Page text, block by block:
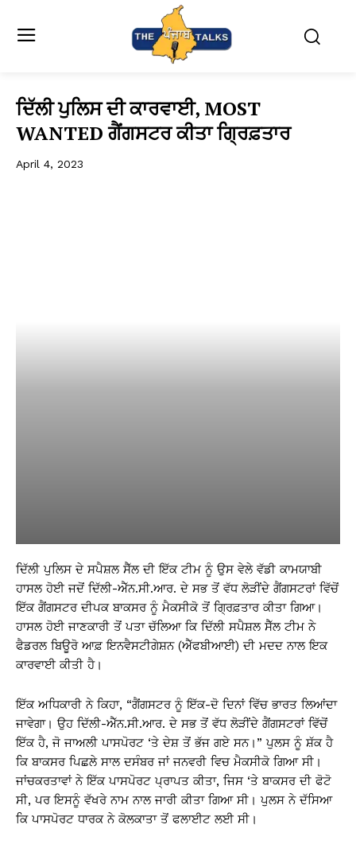
ਦਿੱਲੀ ਪੁਲਿਸ ਦੀ ਕਾਰਵਾਈ, MOST
WANTED ਗੈਂਗਸਟਰ ਕੀਤਾ ਗ੍ਰਿਫ਼ਤਾਰ
April 4, 2023
ਦਿੱਲੀ ਪੁਲਿਸ ਦੇ ਸਪੈਸ਼ਲ ਸੈੱਲ ਦੀ ਇੱਕ ਟੀਮ ਨੂੰ ਉਸ ਵੇਲੇ ਵੱਡੀ ਕਾਮਯਾਬੀ
ਹਾਸਲ ਹੋਈ ਜਦੋਂ ਦਿੱਲੀ-ਐੱਨ.ਸੀ.ਆਰ. ਦੇ ਸਭ ਤੋਂ ਵੱਧ ਲੋੜੀਂਦੇ ਗੈਂਗਸਟਰਾਂ ਵਿੱਚੋਂ
ਇੱਕ ਗੈਂਗਸਟਰ ਦੀਪਕ ਬਾਕਸਰ ਨੂੰ ਮੈਕਸੀਕੋ ਤੋਂ ਗ੍ਰਿਫ਼ਤਾਰ ਕੀਤਾ ਗਿਆ।
ਹਾਸਲ ਹੋਈ ਜਾਣਕਾਰੀ ਤੋਂ ਪਤਾ ਚੱਲਿਆ ਕਿ ਦਿੱਲੀ ਸਪੈਸ਼ਲ ਸੈੱਲ ਟੀਮ ਨੇ
ਫੈਡਰਲ ਬਿਊਰੋ ਆਫ਼ ਇਨਵੈਸਟੀਗੇਸ਼ਨ (ਐੱਫਬੀਆਈ) ਦੀ ਮਦਦ ਨਾਲ ਇਕ
ਕਾਰਵਾਈ ਕੀਤੀ ਹੈ।
ਇੱਕ ਅਧਿਕਾਰੀ ਨੇ ਕਿਹਾ, “ਗੈਂਗਸਟਰ ਨੂੰ ਇੱਕ-ਦੋ ਦਿਨਾਂ ਵਿੱਚ ਭਾਰਤ ਲਿਆਂਦਾ
ਜਾਵੇਗਾ। ਉਹ ਦਿੱਲੀ-ਐੱਨ.ਸੀ.ਆਰ. ਦੇ ਸਭ ਤੋਂ ਵੱਧ ਲੋੜੀਂਦੇ ਗੈਂਗਸਟਰਾਂ ਵਿੱਚੋਂ
ਇੱਕ ਹੈ, ਜੋ ਜਾਅਲੀ ਪਾਸਪੋਰਟ ‘ਤੇ ਦੇਸ਼ ਤੋਂ ਭੱਜ ਗਏ ਸਨ।” ਪੁਲਸ ਨੂੰ ਸ਼ੱਕ ਹੈ
ਕਿ ਬਾਕਸਰ ਪਿਛਲੇ ਸਾਲ ਦਸੰਬਰ ਜਾਂ ਜਨਵਰੀ ਵਿਚ ਮੈਕਸੀਕੋ ਗਿਆ ਸੀ।
ਜਾਂਚਕਰਤਾਵਾਂ ਨੇ ਇੱਕ ਪਾਸਪੋਰਟ ਪ੍ਰਾਪਤ ਕੀਤਾ, ਜਿਸ ‘ਤੇ ਬਾਕਸਰ ਦੀ ਫੋਟੋ
ਸੀ, ਪਰ ਇਸਨੂੰ ਵੱਖਰੇ ਨਾਮ ਨਾਲ ਜਾਰੀ ਕੀਤਾ ਗਿਆ ਸੀ। ਪੁਲਸ ਨੇ ਦੱਸਿਆ
ਕਿ ਪਾਸਪੋਰਟ ਧਾਰਕ ਨੇ ਕੋਲਕਾਤਾ ਤੋਂ ਫਲਾਈਟ ਲਈ ਸੀ।